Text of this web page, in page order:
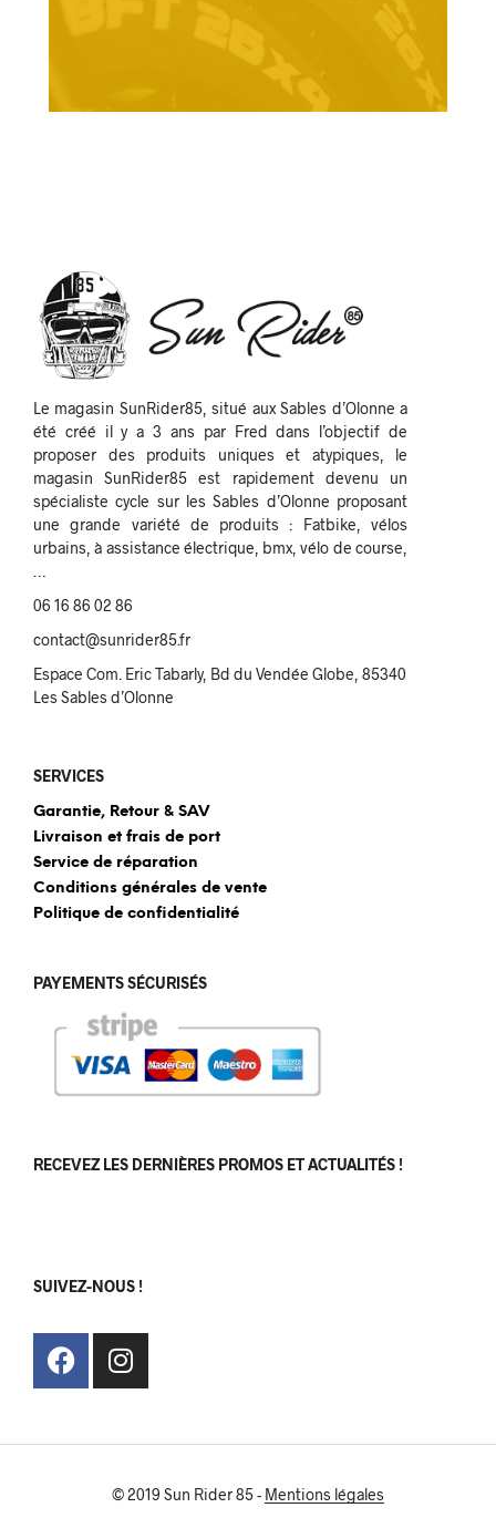
Le magasin SunRider85, situé aux Sables d’Olonne a
été créé il y a 3 ans par Fred dans l’objectif de
proposer des produits uniques et atypiques, le
magasin SunRider85 est rapidement devenu un
spécialiste cycle sur les Sables d’Olonne proposant
une grande variété de produits : Fatbike, vélos
urbains, à assistance électrique, bmx, vélo de course,
06 16 86 02 86
contact@sunrider85.fr
Espace Com. Eric Tabarly, Bd du Vendée Globe, 85340
Les Sables d’Olonne
SERVICES
Garantie, Retour & SAV
Livraison et frais de port
Service de réparation
Conditions générales de vente
Politique de confidentialité
PAYEMENTS SÉCURISÉS
RECEVEZ LES DERNIÈRES PROMOS ET ACTUALITÉS !
SUIVEZ-NOUS !
© 2019 Sun Rider 85 - Mentions légales